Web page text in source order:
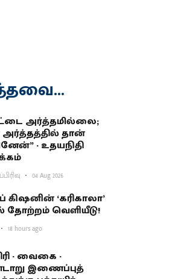
அர்த்தமில்லை;
அர்த்தத்தில் தான்
- உதயநிதி
04 Aug 2026
கிஷனின் ‘கரிகாலா’
தோற்றம் வெளியீடு!
18 hours ago
- வைகை -
இணைப்புத்